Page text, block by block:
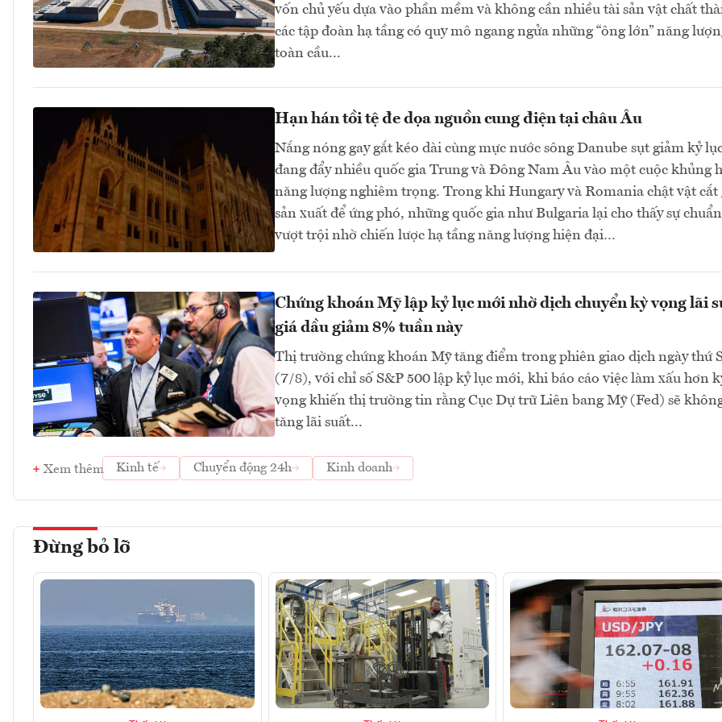
vốn chủ yếu dựa vào phần mềm và không cần nhiều tài sản vật chất
các tập đoàn hạ tầng có quy mô ngang ngửa những “ông lớn” năng
toàn cầu...
Hạn hán tồi tệ đe dọa nguồn cung điện tại châu Âu
Nắng nóng gay gắt kéo dài cùng mực nước sông Danube sụt giảm kỷ
đang đẩy nhiều quốc gia Trung và Đông Nam Âu vào một cuộc khủng
năng lượng nghiêm trọng. Trong khi Hungary và Romania chật vật cắt
sản xuất để ứng phó, những quốc gia như Bulgaria lại cho thấy sự
vượt trội nhờ chiến lược hạ tầng năng lượng hiện đại…
Chứng khoán Mỹ lập kỷ lục mới nhờ dịch chuyển kỳ vọng lãi
giá dầu giảm 8% tuần này
Thị trường chứng khoán Mỹ tăng điểm trong phiên giao dịch ngày thứ
(7/8), với chỉ số S&P 500 lập kỷ lục mới, khi báo cáo việc làm xấu hơn
vọng khiến thị trường tin rằng Cục Dự trữ Liên bang Mỹ (Fed) sẽ
tăng lãi suất...
Xem thêm Kinh tế Chuyển động 24h Kinh doanh
Đừng bỏ lỡ